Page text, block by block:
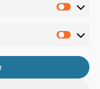
au Luxembourg